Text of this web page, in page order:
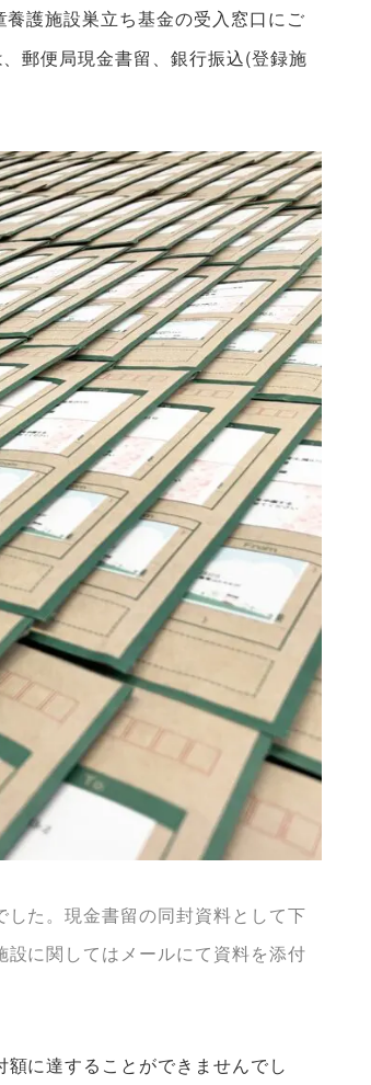
護施設巣立ち基金の受入窓口にご
郵便局現金書留、銀行振込(登録施
した。現金書留の同封資料として下
に関してはメールにて資料を添付
に達することができませんでし